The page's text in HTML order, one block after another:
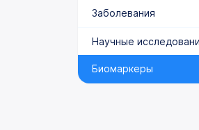
Заболевания
Научные
Биомаркеры